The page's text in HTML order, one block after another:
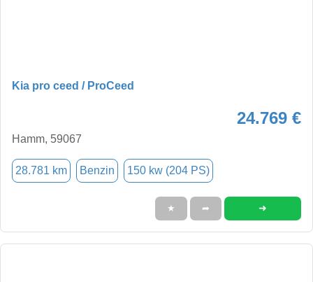
Kia pro ceed / ProCeed
24.769 €
Hamm, 59067
28.781 km Benzin 150 kw (204 PS)
★ ➦ ➜